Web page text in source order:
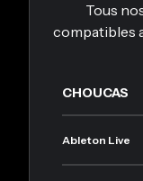
Tous
compatibles
CHOUCAS
Ableton Live